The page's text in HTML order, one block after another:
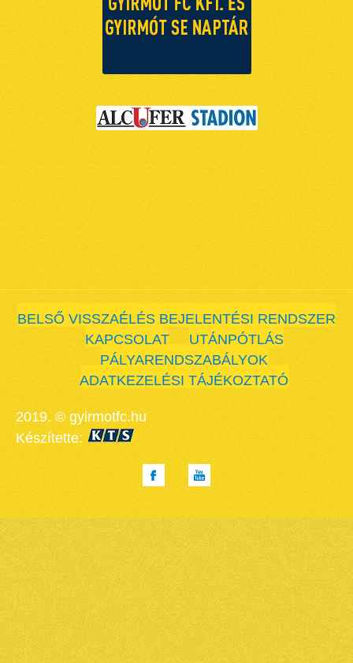
BELSŐ VISSZAÉLÉS BEJELENTÉSI RENDSZER
KAPCSOLAT
UTÁNPÓTLÁS
PÁLYARENDSZABÁLYOK
ADATKEZELÉSI TÁJÉKOZTATÓ
2019. © gyirmotfc.hu
Készítette: